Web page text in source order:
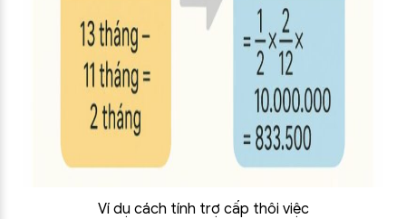
Ví dụ cách tính trợ cấp thôi việc